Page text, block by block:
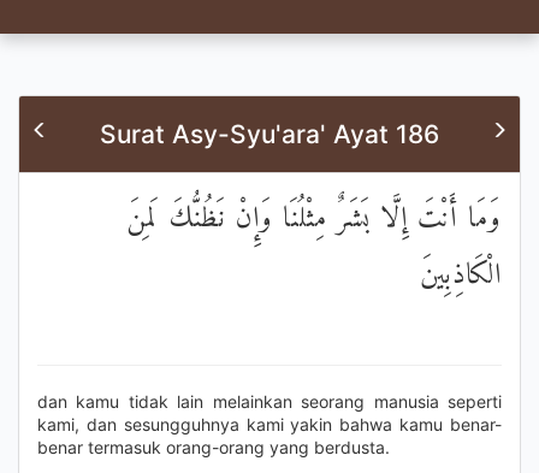
Surat Asy-Syu'ara' Ayat 186
وَمَا أَنْتَ إِلَّا بَشَرٌ مِثْلُنَا وَإِنْ نَظُنُّكَ لَمِنَ
الْكَاذِبِينَ
dan kamu tidak lain melainkan seorang manusia seperti
kami, dan sesungguhnya kami yakin bahwa kamu benar-
benar termasuk orang-orang yang berdusta.